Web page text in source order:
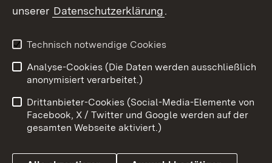
Youtube
Impressum
Kontakt
Barrierefreiheit
Datenschutz
Cookies
unserer Datenschutzerklärung.
Technisch notwendige Cookies
Analyse-Cookies (Die Daten werden ausschließlich
anonymisiert verarbeitet.)
Drittanbieter-Cookies (Social-Media-Elemente von
Facebook, X / Twitter und Google werden auf der
gesamten Webseite aktiviert.)